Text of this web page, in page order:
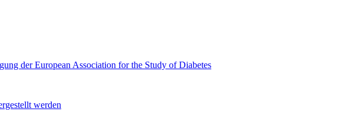
der European Association for the Study of Diabetes
werden